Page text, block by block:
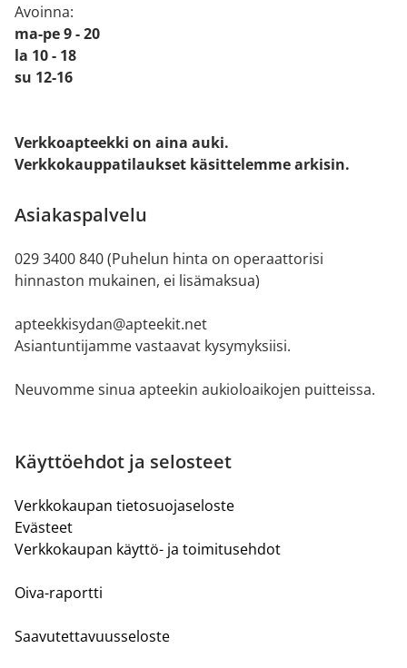
Avoinna:
ma-pe 9 - 20
la 10 - 18
su 12-16
Verkkoapteekki on aina auki.
Verkkokauppatilaukset käsittelemme arkisin.
Asiakaspalvelu
029 3400 840 (Puhelun hinta on operaattorisi
hinnaston mukainen, ei lisämaksua)
apteekkisydan@apteekit.net
Asiantuntijamme vastaavat kysymyksiisi.
Neuvomme sinua apteekin aukioloaikojen puitteissa.
Käyttöehdot ja selosteet
Verkkokaupan tietosuojaseloste
Evästeet
Verkkokaupan käyttö- ja toimitusehdot
Oiva-raportti
Saavutettavuusseloste